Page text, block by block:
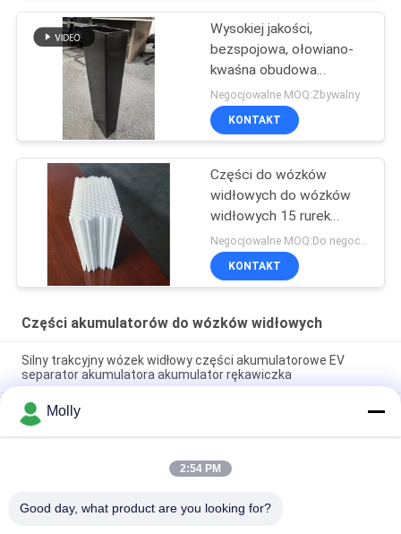
Wysokiej jakości,
bezspojowa, ołowiano-
kwaśna obudowa
akumulatora z 100%
pierwotnego materiału
PP i dostosowywalnym
Negocjowalne MOQ:Zbywalny
KONTAKT
Części do wózków
widłowych do wózków
widłowych 15 rurek
Rękawica do baterii z
tkanej rury
KONTAKT
Części akumulatorów do wózków widłowych
Silny trakcyjny wózek widłowy części akumulatorowe EV
separator akumulatora akumulator rękawiczka
Profesjonalna śruba Śruba akumulatora trakcyjnego M10
Czarny kolor z łbem z tworzywa sztucznego
Rozmiar M Części do wózków widłowych, korek
odpowietrzający akumulatora Długość pływaka 67 mm
Molly
2:54 PM
Good day, what product are you looking for?